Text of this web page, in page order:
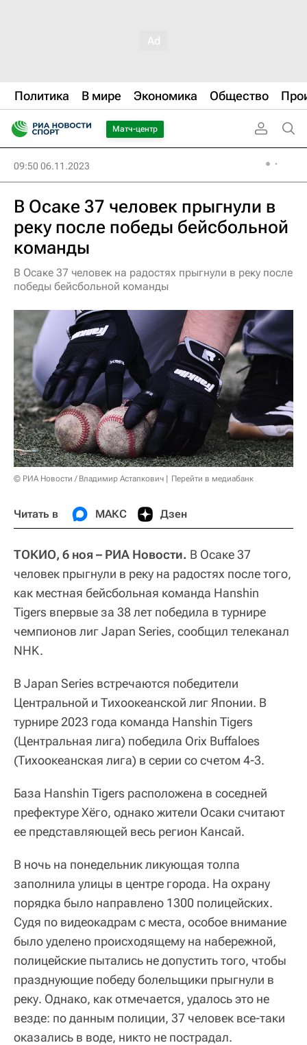
Политика В мире Экономика Общество
Матч-центр
09:50 06.11.2023
В Осаке 37 человек прыгнули в
реку после победы бейсбольной
команды
В Осаке 37 человек на радостях прыгнули в реку после
победы бейсбольной команды
© РИА Новости / Владимир Астапкович Перейти в медиабанк
Читать в МАКС Дзен
ТОКИО, 6 ноя – РИА Новости. В Осаке 37
человек прыгнули в реку на радостях после того,
как местная бейсбольная команда Hanshin
Tigers впервые за 38 лет победила в турнире
чемпионов лиг Japan Series, сообщил телеканал
NHK.
В Japan Series встречаются победители
Центральной и Тихоокеанской лиг Японии. В
турнире 2023 года команда Hanshin Tigers
(Центральная лига) победила Orix Buffaloes
(Тихоокеанская лига) в серии со счетом 4-3.
База Hanshin Tigers расположена в соседней
префектуре Хёго, однако жители Осаки считают
ее представляющей весь регион Кансай.
В ночь на понедельник ликующая толпа
заполнила улицы в центре города. На охрану
порядка было направлено 1300 полицейских.
Судя по видеокадрам с места, особое внимание
было уделено происходящему на набережной,
полицейские пытались не допустить того, чтобы
празднующие победу болельщики прыгнули в
реку. Однако, как отмечается, удалось это не
везде: по данным полиции, 37 человек все-таки
оказались в воде, никто не пострадал.